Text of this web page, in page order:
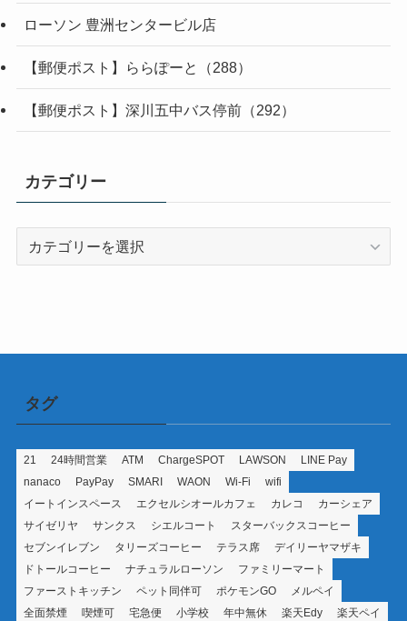
ローソン 豊洲センタービル店
【郵便ポスト】ららぽーと（288）
【郵便ポスト】深川五中バス停前（292）
カテゴリー
タグ
21 24時間営業 ATM ChargeSPOT LAWSON
LINE Pay
nanaco
PayPay SMARI WAON Wi-Fi
wifi
イートインスペース
エクセルシオールカフェ カレコ
カーシェア
サイゼリヤ
サンクス シエルコート
スターバックスコーヒー
セブンイレブン
タリーズコーヒー テラス席
デイリーヤマザキ
ドトールコーヒー
ナチュラルローソン
ファミリーマート
ファーストキッチン
ペット同伴可 ポケモンGO
メルペイ
全面禁煙
喫煙可 宅急便 小学校 年中無休 楽天Edy
楽天ペイ